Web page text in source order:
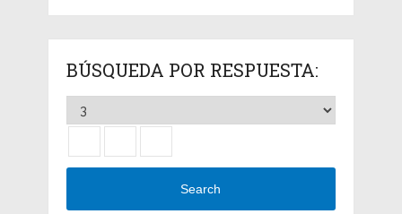
BÚSQUEDA POR RESPUESTA:
Search